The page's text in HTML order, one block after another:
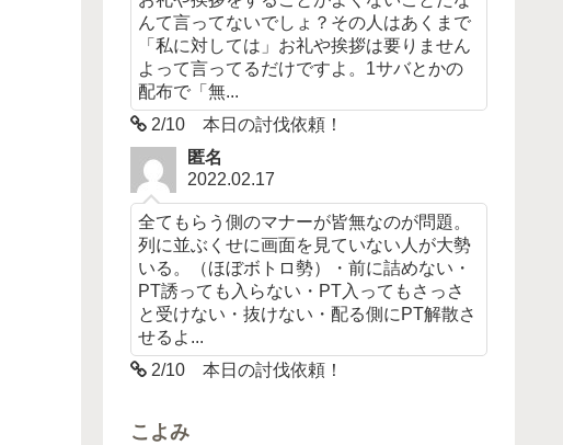
んて言ってないでしょ？その人はあくまで
「私に対しては」お礼や挨拶は要りません
よって言ってるだけですよ。1サバとかの
配布で「無...
2/10 本日の討伐依頼！
匿名
2022.02.17
全てもらう側のマナーが皆無なのが問題。
列に並ぶくせに画面を見ていない人が大勢
いる。（ほぼボトロ勢）・前に詰めない・
PT誘っても入らない・PT入ってもさっさ
と受けない・抜けない・配る側にPT解散さ
せるよ...
2/10 本日の討伐依頼！
こよみ